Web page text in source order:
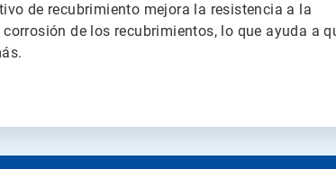
de recubrimiento mejora la resistencia a la
de los recubrimientos, lo que ayuda a